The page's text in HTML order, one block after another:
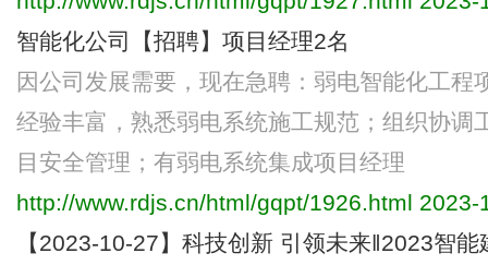
智能化公司【招聘】项目经理2名
因公司发展需要，现在急聘：弱电智能化工程
经验丰富，熟悉弱电系统施工规范；组织协调
目安全管理；有弱电系统集成项目经理
http://www.rdjs.cn/html/gqpt/1926.html 2023-
【2023-10-27】科技创新 引领未来‖2023智